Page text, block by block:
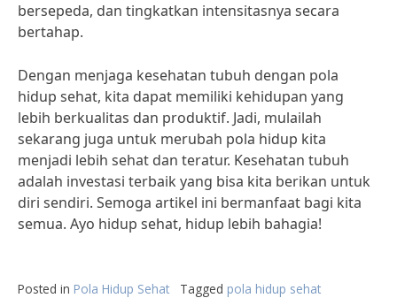
bersepeda, dan tingkatkan intensitasnya secara
bertahap.
Dengan menjaga kesehatan tubuh dengan pola
hidup sehat, kita dapat memiliki kehidupan yang
lebih berkualitas dan produktif. Jadi, mulailah
sekarang juga untuk merubah pola hidup kita
menjadi lebih sehat dan teratur. Kesehatan tubuh
adalah investasi terbaik yang bisa kita berikan untuk
diri sendiri. Semoga artikel ini bermanfaat bagi kita
semua. Ayo hidup sehat, hidup lebih bahagia!
Posted in Pola Hidup Sehat Tagged pola hidup sehat